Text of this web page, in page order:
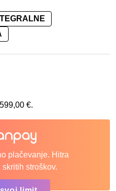
599,00 €.
plačevanje. Hitra
stroškov.